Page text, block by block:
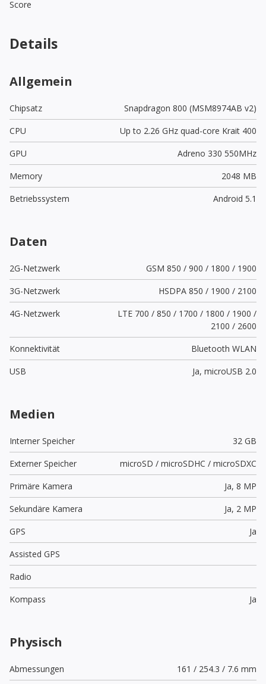
Score
Details
Allgemein
Chipsatz
Snapdragon 800 (MSM8974AB v2)
CPU
Up to 2.26 GHz quad-core Krait 400
GPU
Adreno 330 550MHz
Memory
2048 MB
Betriebssystem
Android 5.1
Daten
2G-Netzwerk
GSM 850 / 900 / 1800 / 1900
3G-Netzwerk
HSDPA 850 / 1900 / 2100
4G-Netzwerk
LTE 700 / 850 / 1700 / 1800 / 1900 /
2100 / 2600
Konnektivität
Bluetooth WLAN
USB
Ja, microUSB 2.0
Medien
Interner Speicher
32 GB
Externer Speicher
microSD / microSDHC / microSDXC
Primäre Kamera
Ja, 8 MP
Sekundäre Kamera
Ja, 2 MP
GPS
Ja
Assisted GPS
Radio
Kompass
Ja
Physisch
Abmessungen
161 / 254.3 / 7.6 mm